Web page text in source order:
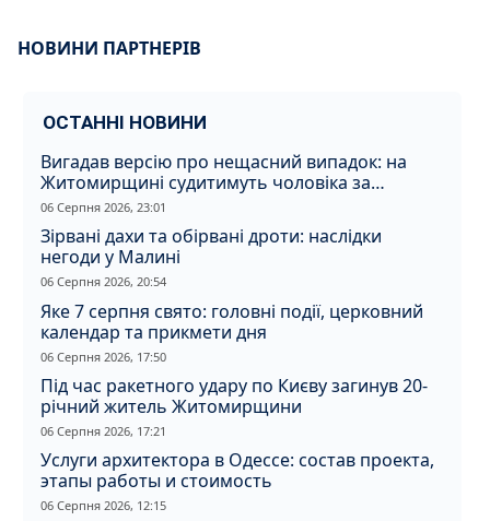
НОВИНИ ПАРТНЕРІВ
ОСТАННІ НОВИНИ
Вигадав версію про нещасний випадок: на
Житомирщині судитимуть чоловіка за
вбивство співмешканки
06 Серпня 2026, 23:01
Зірвані дахи та обірвані дроти: наслідки
негоди у Малині
06 Серпня 2026, 20:54
Яке 7 серпня свято: головні події, церковний
календар та прикмети дня
06 Серпня 2026, 17:50
Під час ракетного удару по Києву загинув 20-
річний житель Житомирщини
06 Серпня 2026, 17:21
Услуги архитектора в Одессе: состав проекта,
этапы работы и стоимость
06 Серпня 2026, 12:15